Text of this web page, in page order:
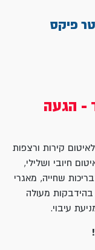
- הגעה
קירות ורצפות
חיובי ושלילי,
שחייה, מאגרי
בהידבקות מעולה
עיבוי.